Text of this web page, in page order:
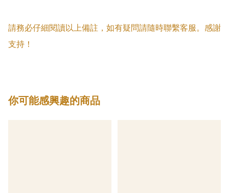
請務必仔細閱讀以上備註，如有疑問請隨時聯繫客服。感謝
支持！
你可能感興趣的商品